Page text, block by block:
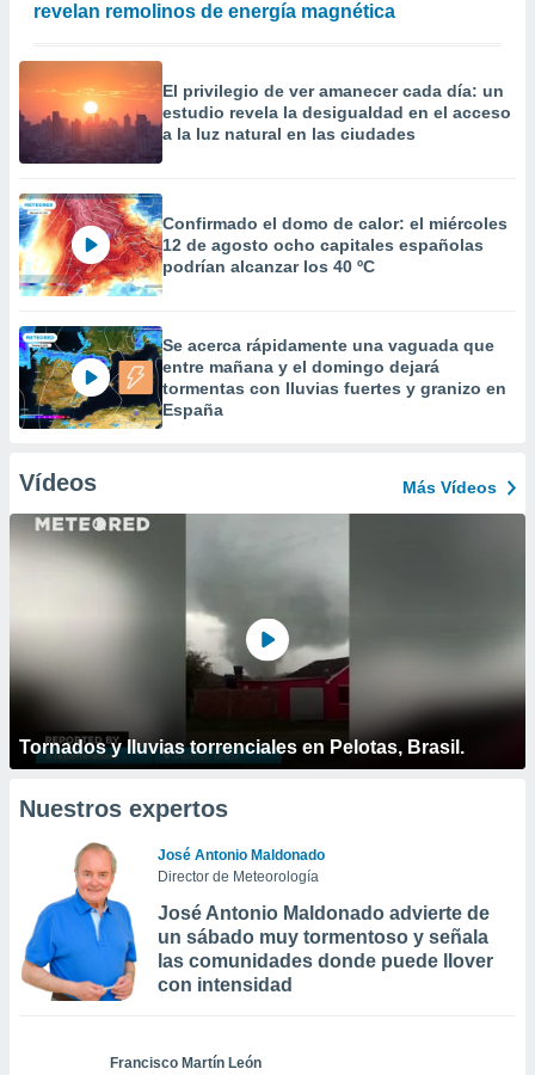
revelan remolinos de energía magnética
El privilegio de ver amanecer cada día: un
estudio revela la desigualdad en el acceso
a la luz natural en las ciudades
Confirmado el domo de calor: el miércoles
12 de agosto ocho capitales españolas
podrían alcanzar los 40 ºC
Se acerca rápidamente una vaguada que
entre mañana y el domingo dejará
tormentas con lluvias fuertes y granizo en
España
Vídeos Más Vídeos
Tornados y lluvias torrenciales en Pelotas, Brasil.
Nuestros expertos
José Antonio Maldonado
Director de Meteorología
José Antonio Maldonado advierte de
un sábado muy tormentoso y señala
las comunidades donde puede llover
con intensidad
Francisco Martín León